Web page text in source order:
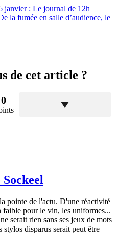
janvier : Le journal de 12h
la fumée en salle d’audience, le
de cet article ?
0
pointe de l'actu. D'une réactivité
pour le vin, les uniformes...
serait rien sans ses jeux de mots
stylos disparus serait peut être